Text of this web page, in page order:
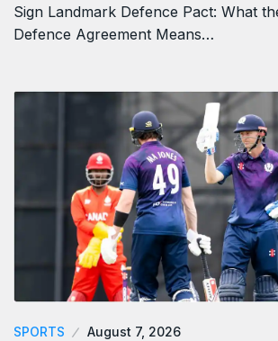
Sign Landmark Defence Pact: What
Defence Agreement Means…
SPORTS August 7, 2026